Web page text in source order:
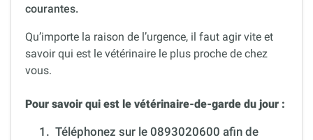
courantes.
Qu’importe la raison de l’urgence, il faut agir vite et
savoir qui est le vétérinaire le plus proche de chez
vous.
Pour savoir qui est le vétérinaire-de-garde du jour :
1. Téléphonez sur le 0893020600 afin de